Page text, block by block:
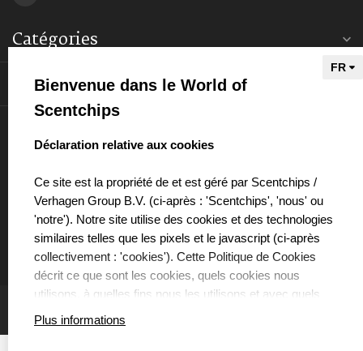
Catégories
Informations
Bienvenue dans le World of
Scentchips
select language
Déclaration relative aux cookies
Ce site est la propriété de et est géré par Scentchips /
Verhagen Group B.V. (ci-après : 'Scentchips', 'nous' ou
'notre'). Notre site utilise des cookies et des technologies
similaires telles que les pixels et le javascript (ci-après
collectivement : 'cookies'). Cette Politique de Cookies
décrit ce que sont les cookies, quels cookies nous
utilisons, à quelles fins nous les utilisons et avec quels
partenaires nous collaborons à cet effet.
Plus informations